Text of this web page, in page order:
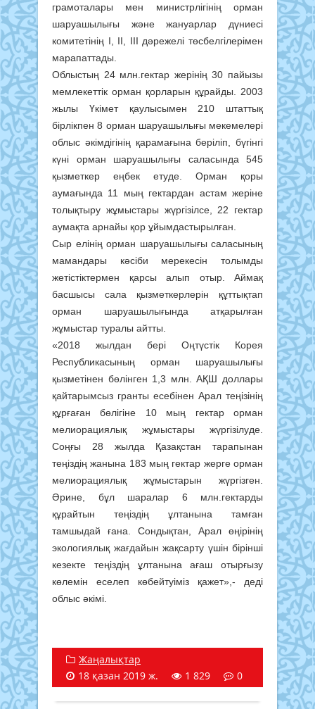
грамоталары мен министрлігінің орман
шаруашылығы және жануарлар дүниесі
комитетінің І, ІІ, ІІІ дәрежелі төсбелгілерімен
марапаттады.
Облыстың 24 млн.гектар жерінің 30 пайызы
мемлекеттік орман қорларын құрайды. 2003
жылы Үкімет қаулысымен 210 штаттық
бірлікпен 8 орман шаруашылығы мекемелері
облыс әкімдігінің қарамағына беріліп, бүгінгі
күні орман шаруашылығы саласында 545
қызметкер еңбек етуде. Орман қоры
аумағында 11 мың гектардан астам жеріне
толықтыру жұмыстары жүргізілсе, 22 гектар
аумақта арнайы қор ұйымдастырылған.
Сыр елінің орман шаруашылығы саласының
мамандары кәсіби мерекесін толымды
жетістіктермен қарсы алып отыр. Аймақ
басшысы сала қызметкерлерін құттықтап
орман шаруашылығында атқарылған
жұмыстар туралы айтты.
«2018 жылдан бері Оңтүстік Корея
Республикасының орман шаруашылығы
қызметінен бөлінген 1,3 млн. АҚШ доллары
қайтарымсыз гранты есебінен Арал теңізінің
құрғаған бөлігіне 10 мың гектар орман
мелиорациялық жұмыстары жүргізілуде.
Соңғы 28 жылда Қазақстан тарапынан
теңіздің жанына 183 мың гектар жерге орман
мелиорациялық жұмыстарын жүргізген.
Әрине, бұл шаралар 6 млн.гектарды
құрайтын теңіздің ұлтанына тамған
тамшыдай ғана. Сондықтан, Арал өңірінің
экологиялық жағдайын жақсарту үшін бірінші
кезекте теңіздің ұлтанына ағаш отырғызу
көлемін еселеп көбейтуіміз қажет»,- деді
облыс әкімі.
Жаңалықтар
18 қазан 2019 ж.
1 829 0